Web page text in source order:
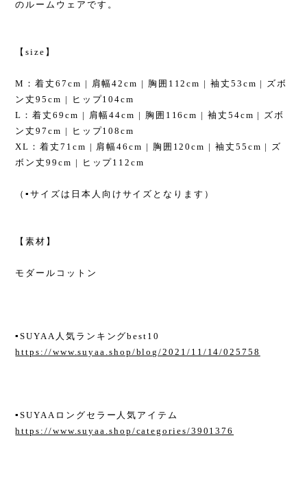
のルームウェアです。
【size】
M：着丈67cm | 肩幅42cm | 胸囲112cm | 袖丈53cm | ズボ
ン丈95cm | ヒップ104cm
L：着丈69cm | 肩幅44cm | 胸囲116cm | 袖丈54cm | ズボ
ン丈97cm | ヒップ108cm
XL：着丈71cm | 肩幅46cm | 胸囲120cm | 袖丈55cm | ズ
ボン丈99cm | ヒップ112cm
（▪︎サイズは日本人向けサイズとなります）
【素材】
モダールコットン
▪︎SUYAA人気ランキングbest10
https://www.suyaa.shop/blog/2021/11/14/025758
▪︎SUYAAロングセラー人気アイテム
https://www.suyaa.shop/categories/3901376